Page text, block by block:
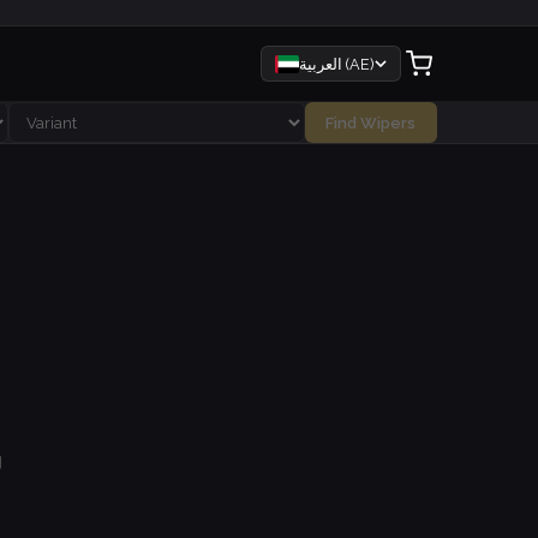
العربية (AE)
Find Wipers